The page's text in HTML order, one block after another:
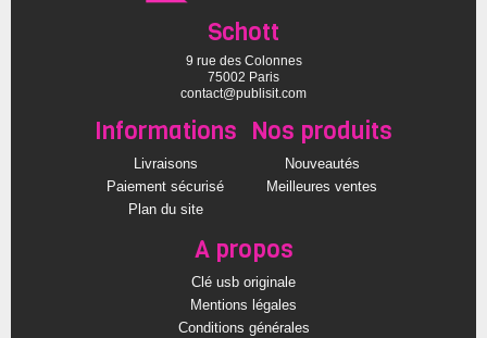
Schott
9 rue des Colonnes
75002 Paris
contact@publisit.com
Informations
Livraisons
Paiement sécurisé
Plan du site
Nos produits
Nouveautés
Meilleures ventes
A propos
Clé usb originale
Mentions légales
Conditions générales